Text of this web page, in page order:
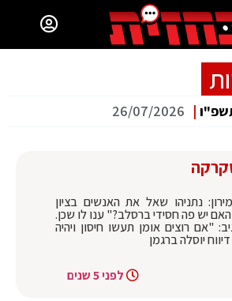
|
26/07/2026
נתניהו שאל את האנשים בציון
יש פה חסידי ברסלב?" ענו לו שכן.
"אם רוצים אומן תעשו חיסון ויהיה
יוסלה ברגמן
לפני 5 שנים